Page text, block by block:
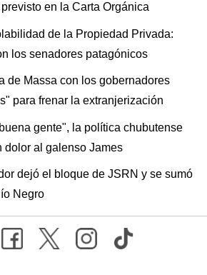
en la Carta Orgánica
de la Propiedad Privada:
los senadores patagónicos
de Massa con los gobernadores
para frenar la extranjerización
gente", la política chubutense
dolor al galenso James
dejó el bloque de JSRN y se sumó
Negro